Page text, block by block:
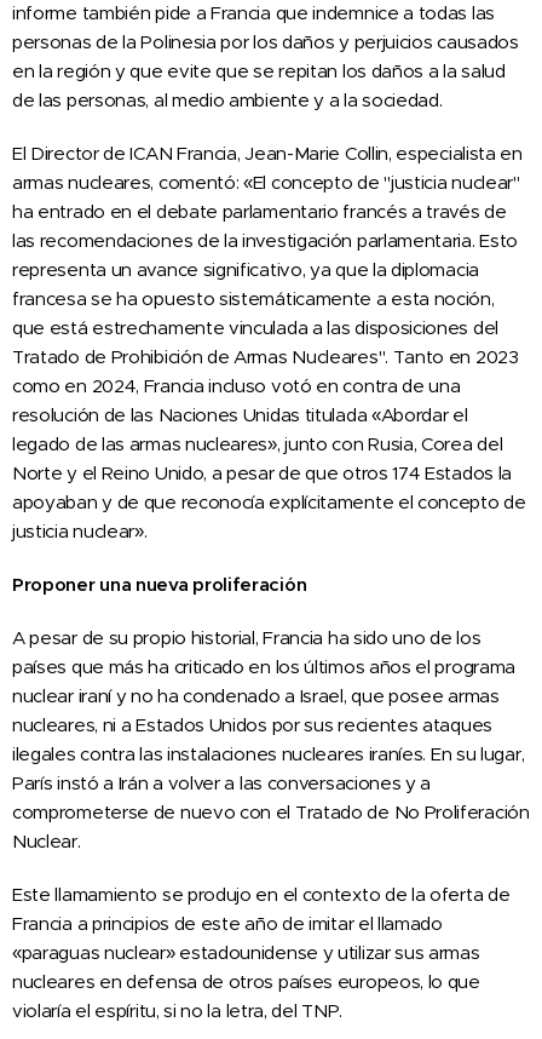
informe también pide a Francia que indemnice a todas las
personas de la Polinesia por los daños y perjuicios causados
en la región y que evite que se repitan los daños a la salud
de las personas, al medio ambiente y a la sociedad.
El Director de ICAN Francia, Jean-Marie Collin, especialista en
armas nucleares, comentó: «El concepto de "justicia nuclear"
ha entrado en el debate parlamentario francés a través de
las recomendaciones de la investigación parlamentaria. Esto
representa un avance significativo, ya que la diplomacia
francesa se ha opuesto sistemáticamente a esta noción,
que está estrechamente vinculada a las disposiciones del
Tratado de Prohibición de Armas Nucleares". Tanto en 2023
como en 2024, Francia incluso votó en contra de una
resolución de las Naciones Unidas titulada «Abordar el
legado de las armas nucleares», junto con Rusia, Corea del
Norte y el Reino Unido, a pesar de que otros 174 Estados la
apoyaban y de que reconocía explícitamente el concepto de
justicia nuclear».
Proponer una nueva proliferación
A pesar de su propio historial, Francia ha sido uno de los
países que más ha criticado en los últimos años el programa
nuclear iraní y no ha condenado a Israel, que posee armas
nucleares, ni a Estados Unidos por sus recientes ataques
ilegales contra las instalaciones nucleares iraníes. En su lugar,
París instó a Irán a volver a las conversaciones y a
comprometerse de nuevo con el Tratado de No Proliferación
Nuclear.
Este llamamiento se produjo en el contexto de la oferta de
Francia a principios de este año de imitar el llamado
«paraguas nuclear» estadounidense y utilizar sus armas
nucleares en defensa de otros países europeos, lo que
violaría el espíritu, si no la letra, del TNP.